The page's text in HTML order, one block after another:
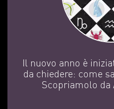
Il nuovo anno è
da chiedere: come
Scopriamolo da